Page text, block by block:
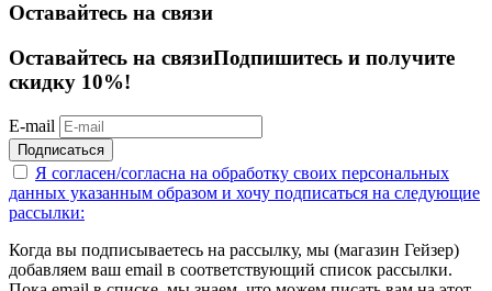
Оставайтесь на связи
Оставайтесь на связиПодпишитесь и получите
скидку 10%!
E-mail
Подписаться
Я согласен/согласна на обработку своих персональных
данных указанным образом и хочу подписаться на следующие
рассылки:
Когда вы подписываетесь на рассылку, мы (магазин Гейзер)
добавляем ваш email в соответствующий список рассылки.